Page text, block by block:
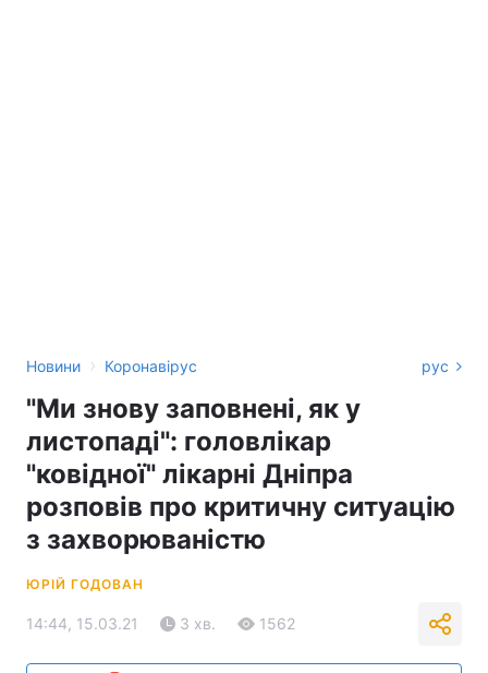
Новини › Коронавірус рус
"Ми знову заповнені, як у
листопаді": головлікар
"ковідної" лікарні Дніпра
розповів про критичну ситуацію
з захворюваністю
ЮРІЙ ГОДОВАН
14:44, 15.03.21 3 хв. 1562